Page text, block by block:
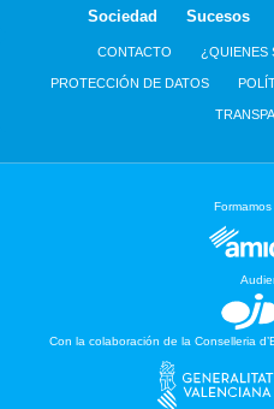
Sociedad
Sucesos
CONTACTO ¿QUIENES
PROTECCIÓN DE DATOS
Con la colaboración de la Conselleria